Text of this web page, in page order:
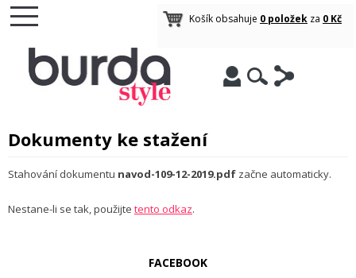
Košík obsahuje 0 položek za 0 Kč
Dokumenty ke stažení
Stahování dokumentu navod-109-12-2019.pdf začne automaticky.
Nestane-li se tak, použijte tento odkaz.
FACEBOOK